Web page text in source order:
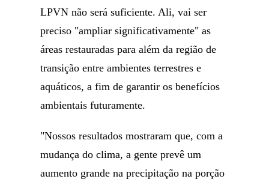
LPVN não será suficiente. Ali, vai ser
preciso "ampliar significativamente" as
áreas restauradas para além da região de
transição entre ambientes terrestres e
aquáticos, a fim de garantir os benefícios
ambientais futuramente.
"Nossos resultados mostraram que, com a
mudança do clima, a gente prevê um
aumento grande na precipitação na porção